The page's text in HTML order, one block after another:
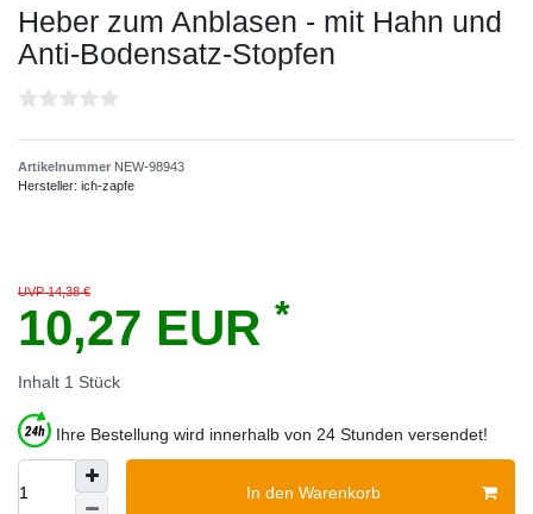
Heber zum Anblasen - mit Hahn und
Anti-Bodensatz-Stopfen
Artikelnummer NEW-98943
Hersteller: ich-zapfe
UVP 14,38 €
10,27 EUR *
Inhalt 1 Stück
Ihre Bestellung wird innerhalb von 24 Stunden versendet!
In den Warenkorb